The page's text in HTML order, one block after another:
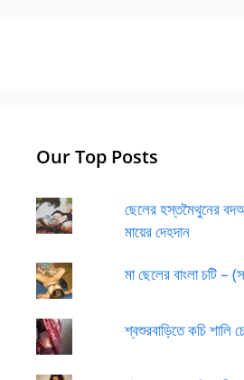
Our Top Posts
ছেলের হস্তমৈথুনের
মায়ের দেহদান
মা ছেলের বাংলা চটি –
শ্বশুরবাড়িতে কচি শালি